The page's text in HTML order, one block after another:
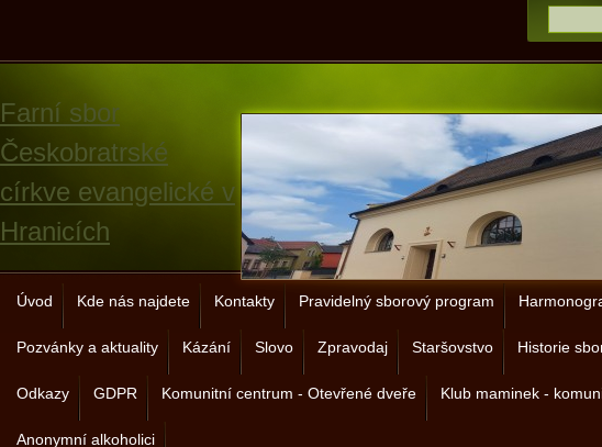
Farní sbor
Českobratrské
církve evangelické v
Hranicích
Úvod Kde nás najdete Kontakty Pravidelný sborový program
Pozvánky a aktuality Kázání Slovo Zpravodaj Staršovstvo Historie
Odkazy GDPR Komunitní centrum - Otevřené dveře Klub maminek -
Anonymní alkoholici